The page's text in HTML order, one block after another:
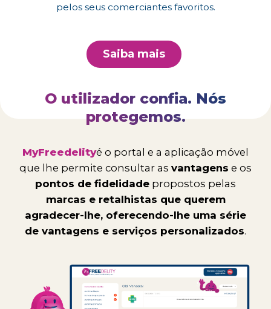
pelos seus comerciantes favoritos.
Saiba mais
O utilizador confia. Nós
protegemos.
MyFreedelityé o portal e a aplicação móvel
que lhe permite consultar as vantagens e os
pontos de fidelidade propostos pelas
marcas e retalhistas que querem
agradecer-lhe, oferecendo-lhe uma série
de vantagens e serviços personalizados.